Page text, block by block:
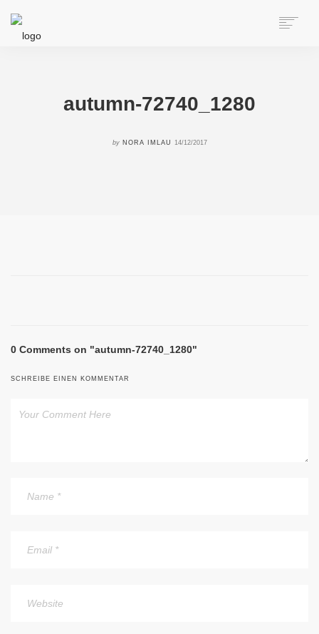
autumn-72740_1280
by NORA IMLAU 14/12/2017
0 Comments on "autumn-72740_1280"
SCHREIBE EINEN KOMMENTAR